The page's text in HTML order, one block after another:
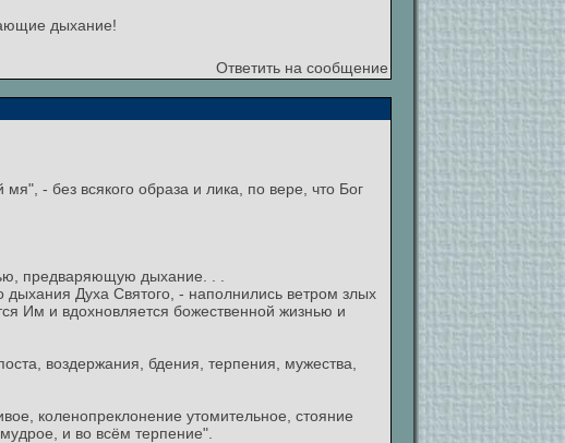
дыхание!
Ответить на сообщение
- без всякого образа и лика, по вере, что Бог
предваряющую дыхание. . .
дыхания Духа Святого, - наполнились ветром злых
Им и вдохновляется божественной жизнью и
воздержания, бдения, терпения, мужества,
коленопреклонение утомительное, стояние
и во всём терпение".